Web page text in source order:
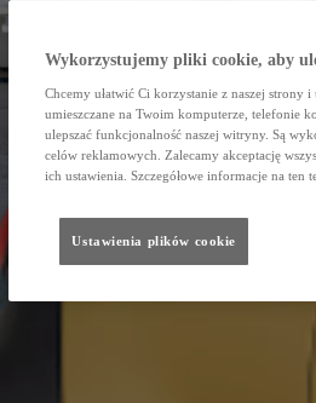
Wykorzystujemy pliki cookie, aby
Chcemy ułatwić Ci korzystanie z naszej strony
umieszczane na Twoim komputerze, telefonie
ulepszać funkcjonalność naszej witryny. Są
celów reklamowych. Zalecamy akceptację
ich ustawienia. Szczegółowe informacje na ten
Ustawienia plików cookie